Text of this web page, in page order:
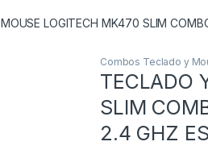
LOGITECH MK470 SLIM
Combos Teclado y
TECLADO
SLIM
2.4 GHZ